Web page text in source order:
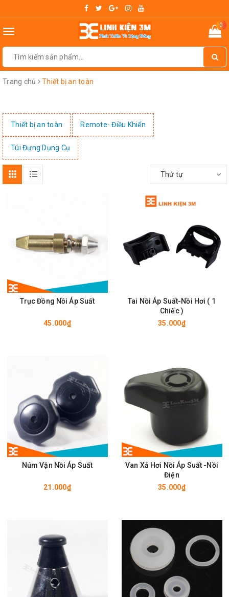
Toggle
0
Trang chủ Thiết bị an toàn
Thiết bị an toàn Remote- Điều Khiển
Túi Đựng Dụng Cụ
Thứ tự
Trục Đồng Nồi Áp Suất
45.000₫
Tai Nồi Áp Suất-Nồi Hơi ( 1
Chiếc )
35.000₫
Núm Vặn Nồi Áp Suất
21.000₫
Van Xả Hơi Nồi Áp Suất -Nồi
Điện
35.000₫